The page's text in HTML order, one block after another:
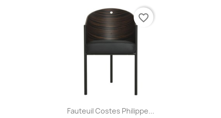
Fauteuil Costes Philippe...
favorite_border